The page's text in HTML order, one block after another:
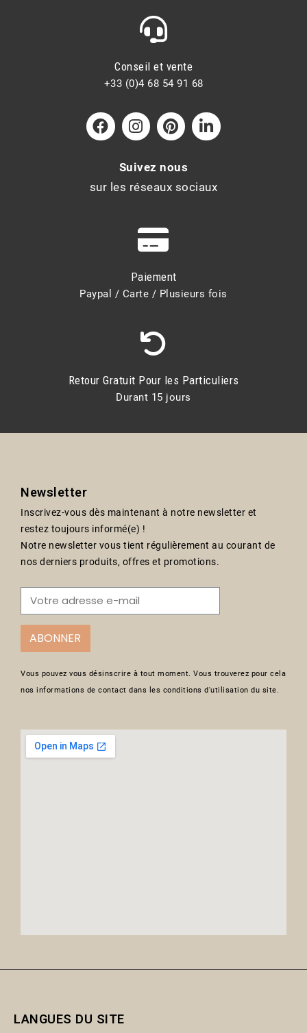
Conseil et vente
+33 (0)4 68 54 91 68
Suivez nous
sur les réseaux sociaux
Paiement
Paypal / Carte / Plusieurs fois
Retour Gratuit Pour les Particuliers
Durant 15 jours
Newsletter
Inscrivez-vous dès maintenant à notre newsletter et
restez toujours informé(e) !
Notre newsletter vous tient régulièrement au courant de
nos derniers produits, offres et promotions.
ABONNER
Vous pouvez vous désinscrire à tout moment. Vous trouverez pour cela
nos informations de contact dans les conditions d'utilisation du site.
LANGUES DU SITE